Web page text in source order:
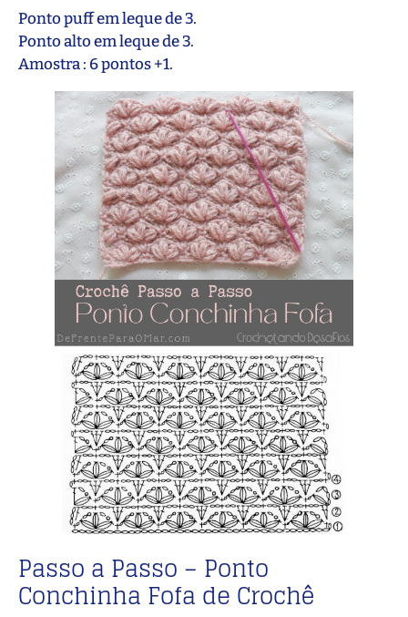
Ponto puff em leque de 3.
Ponto alto em leque de 3.
Amostra : 6 pontos +1.
Passo a Passo – Ponto
Conchinha Fofa de Crochê